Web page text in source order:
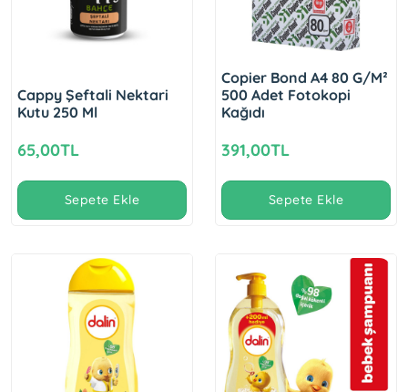
Cappy Şeftali Nektari
Kutu 250 Ml
65,00TL
Sepete Ekle
Copier Bond A4 80 G/M²
500 Adet Fotokopi
Kağıdı
391,00TL
Sepete Ekle